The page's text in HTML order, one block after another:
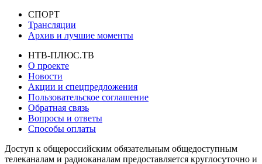
СПОРТ
Трансляции
Архив и лучшие моменты
НТВ-ПЛЮС.ТВ
О проекте
Новости
Акции и спецпредложения
Пользовательское соглашение
Обратная связь
Вопросы и ответы
Способы оплаты
Доступ к общероссийским обязательным общедоступным
телеканалам и радиоканалам предоставляется круглосуточно и